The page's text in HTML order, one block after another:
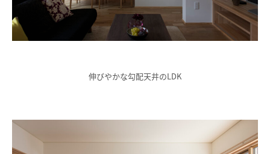
伸びやかな勾配天井のLDK